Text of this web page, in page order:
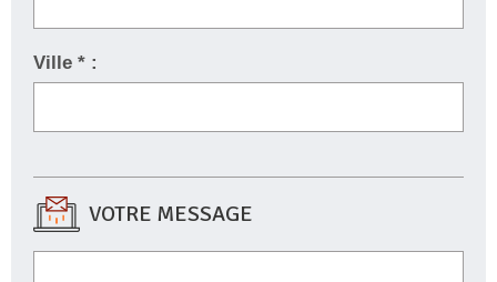
Ville * :
VOTRE MESSAGE